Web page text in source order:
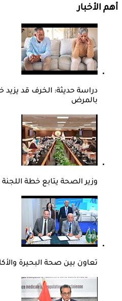
أهم الأخبار
دراسة حديثة: الخرف قد يزيد
بالمرض
وزير الصحة يتابع خطة اللجنة
تعاون بين صحة البحيرة